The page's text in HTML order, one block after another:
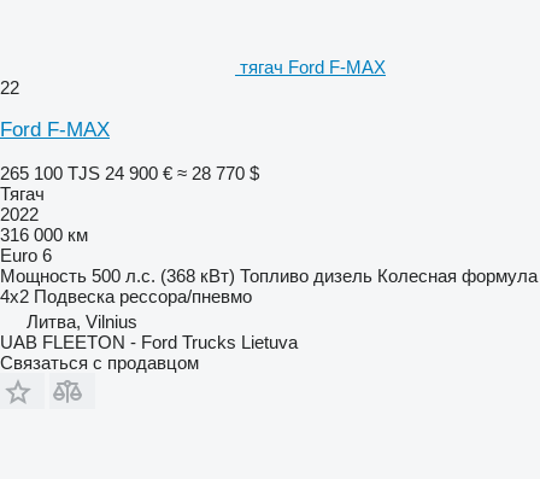
тягач Ford F-MAX
22
Ford F-MAX
265 100 TJS 24 900 € ≈ 28 770 $
Тягач
2022
316 000 км
Euro 6
Мощность 500 л.с. (368 кВт) Топливо дизель Колесная формула
4x2 Подвеска рессора/пневмо
Литва, Vilnius
UAB FLEETON - Ford Trucks Lietuva
Связаться с продавцом